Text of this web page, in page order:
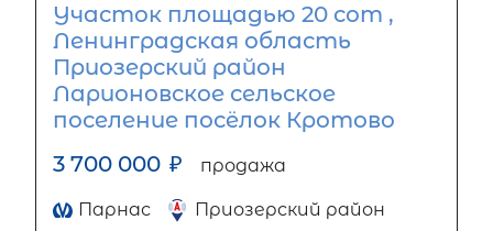
Участок площадью 20 сот ,
Ленинградская область
Приозерский район
Ларионовское сельское
поселение посёлок Кротово
3 700 000 ₽ продажа
Парнас Приозерский район